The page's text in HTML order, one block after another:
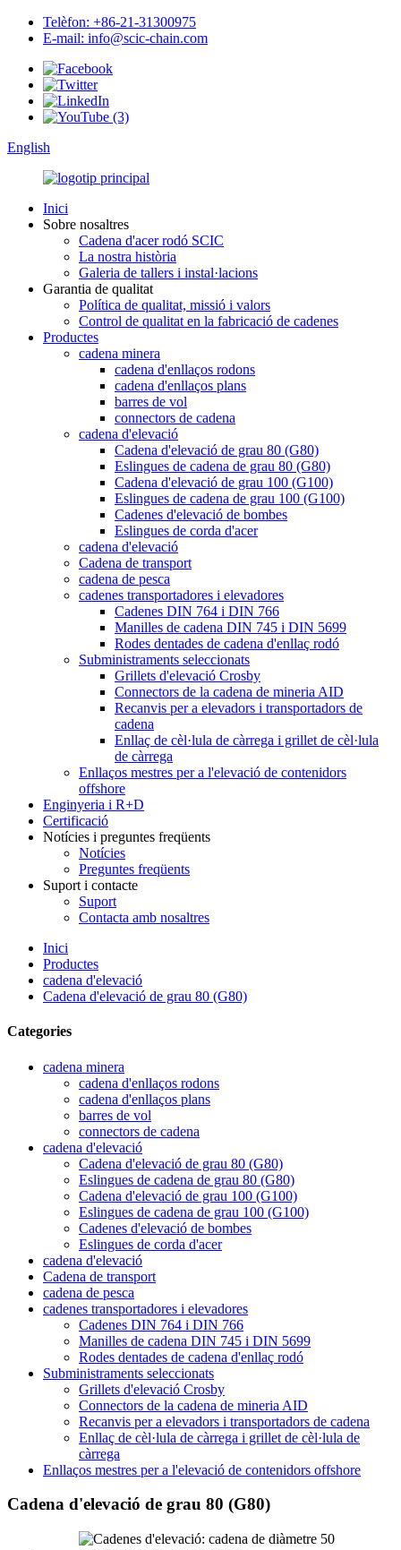
Telèfon: +86-21-31300975
E-mail: info@scic-chain.com
English
Inici
Sobre nosaltres
Cadena d'acer rodó SCIC
La nostra història
Galeria de tallers i instal·lacions
Garantia de qualitat
Política de qualitat, missió i valors
Control de qualitat en la fabricació de cadenes
Productes
cadena minera
cadena d'enllaços rodons
cadena d'enllaços plans
barres de vol
connectors de cadena
cadena d'elevació
Cadena d'elevació de grau 80 (G80)
Eslingues de cadena de grau 80 (G80)
Cadena d'elevació de grau 100 (G100)
Eslingues de cadena de grau 100 (G100)
Cadenes d'elevació de bombes
Eslingues de corda d'acer
cadena d'elevació
Cadena de transport
cadena de pesca
cadenes transportadores i elevadores
Cadenes DIN 764 i DIN 766
Manilles de cadena DIN 745 i DIN 5699
Rodes dentades de cadena d'enllaç rodó
Subministraments seleccionats
Grillets d'elevació Crosby
Connectors de la cadena de mineria AID
Recanvis per a elevadors i transportadors de
cadena
Enllaç de cèl·lula de càrrega i grillet de cèl·lula
de càrrega
Enllaços mestres per a l'elevació de contenidors
offshore
Enginyeria i R+D
Certificació
Notícies i preguntes freqüents
Notícies
Preguntes freqüents
Suport i contacte
Suport
Contacta amb nosaltres
Inici
Productes
cadena d'elevació
Cadena d'elevació de grau 80 (G80)
Categories
cadena minera
cadena d'enllaços rodons
cadena d'enllaços plans
barres de vol
connectors de cadena
cadena d'elevació
Cadena d'elevació de grau 80 (G80)
Eslingues de cadena de grau 80 (G80)
Cadena d'elevació de grau 100 (G100)
Eslingues de cadena de grau 100 (G100)
Cadenes d'elevació de bombes
Eslingues de corda d'acer
cadena d'elevació
Cadena de transport
cadena de pesca
cadenes transportadores i elevadores
Cadenes DIN 764 i DIN 766
Manilles de cadena DIN 745 i DIN 5699
Rodes dentades de cadena d'enllaç rodó
Subministraments seleccionats
Grillets d'elevació Crosby
Connectors de la cadena de mineria AID
Recanvis per a elevadors i transportadors de cadena
Enllaç de cèl·lula de càrrega i grillet de cèl·lula de
càrrega
Enllaços mestres per a l'elevació de contenidors offshore
Cadena d'elevació de grau 80 (G80)